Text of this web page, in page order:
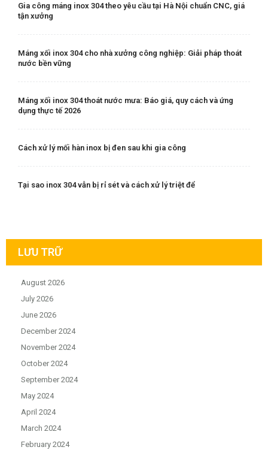
Gia công máng inox 304 theo yêu cầu tại Hà Nội chuẩn CNC, giá
tận xưởng
Máng xối inox 304 cho nhà xưởng công nghiệp: Giải pháp thoát
nước bền vững
Máng xối inox 304 thoát nước mưa: Báo giá, quy cách và ứng
dụng thực tế 2026
Cách xử lý mối hàn inox bị đen sau khi gia công
Tại sao inox 304 vẫn bị rỉ sét và cách xử lý triệt để
LƯU TRỮ
August 2026
July 2026
June 2026
December 2024
November 2024
October 2024
September 2024
May 2024
April 2024
March 2024
February 2024